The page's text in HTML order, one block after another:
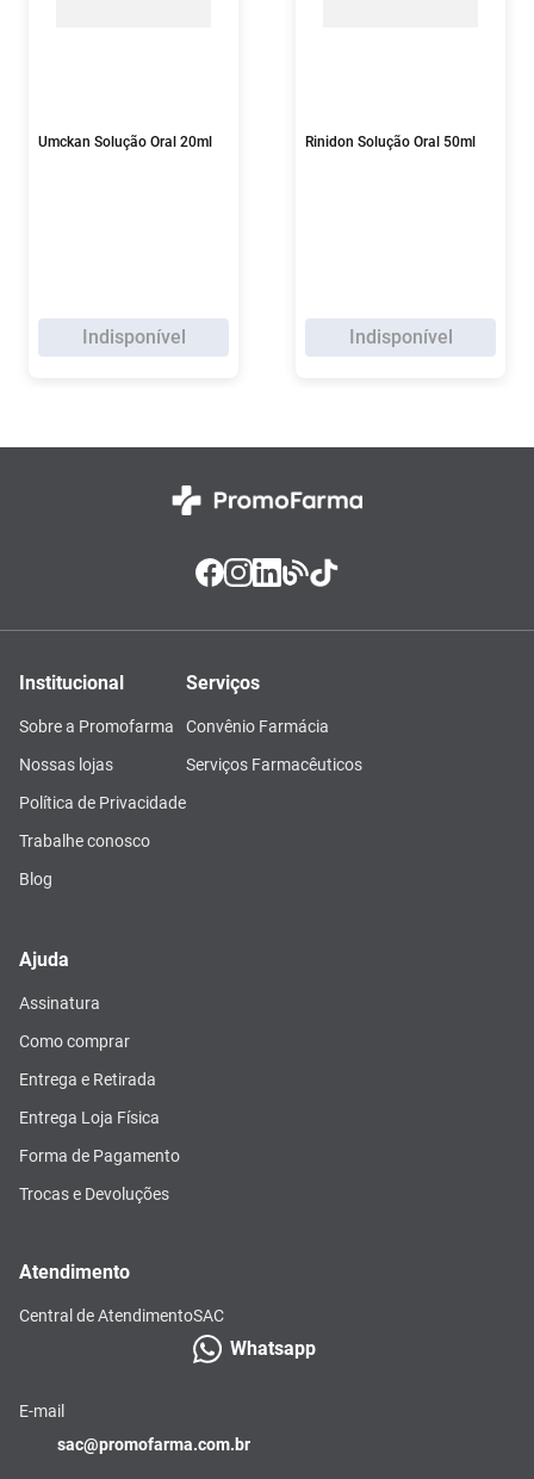
Umckan Solução Oral 20ml
Indisponível
Rinidon Solução Oral 50ml
Indisponível
Institucional
Sobre a Promofarma
Nossas lojas
Política de Privacidade
Trabalhe conosco
Blog
Serviços
Convênio Farmácia
Serviços Farmacêuticos
Ajuda
Assinatura
Como comprar
Entrega e Retirada
Entrega Loja Física
Forma de Pagamento
Trocas e Devoluções
Atendimento
Central de AtendimentoSAC
Whatsapp
E-mail
sac@promofarma.com.br